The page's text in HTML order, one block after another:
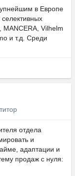
в Европе
Vilhelm
и т.д. Среди
отдела
и
адаптации и
продаж с нуля: